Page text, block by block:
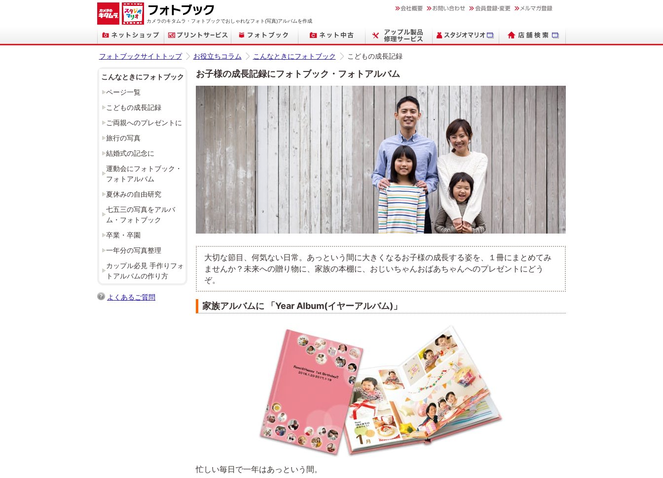
カメラのキタムラ・フォトブックでおしゃれなフォト(写真)アルバムを作成
フォトブックサイトトップ お役立ちコラム こんなときにフォトブック こどもの成長記録
お子様の成長記録にフォトブック・フォトアルバム
大切な節目、何気ない日常。あっという間に大きくなるお子様の成長する姿を、１冊にまとめてみ
ませんか？未来への贈り物に、家族の本棚に、おじいちゃんおばあちゃんへのプレゼントにどう
ぞ。
家族アルバムに 「Year Album(イヤーアルバム)」
忙しい毎日で一年はあっという間。
こんなときにフォトブック
ページ一覧
こどもの成長記録
ご両親へのプレゼントに
旅行の写真
結婚式の記念に
運動会にフォトブック・
フォトアルバム
夏休みの自由研究
七五三の写真をアルバ
ム・フォトブック
卒業・卒園
一年分の写真整理
カップル必見 手作りフォ
トアルバムの作り方
よくあるご質問